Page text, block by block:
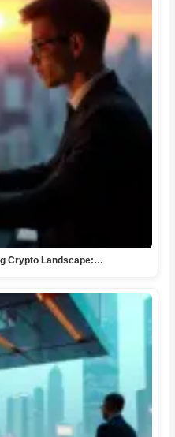
Crypto Landscape:…